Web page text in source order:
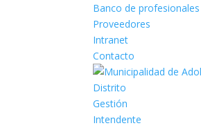
Banco de profesionales
Proveedores
Intranet
Contacto
Distrito
Gestión
Intendente